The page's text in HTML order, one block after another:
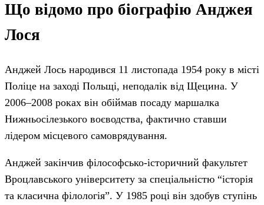
Що відомо про біографію Анджея
Лося
Анджей Лось народився 11 листопада 1954 року в місті
Поліце на заході Польщі, неподалік від Щецина. У
2006–2008 роках він обіймав посаду маршалка
Нижньосілезького воєводства, фактично ставши
лідером місцевого самоврядування.
Анджей закінчив філософсько-історичний факультет
Вроцлавського університету за спеціальністю “історія
та класична філологія”. У 1985 році він здобув ступінь